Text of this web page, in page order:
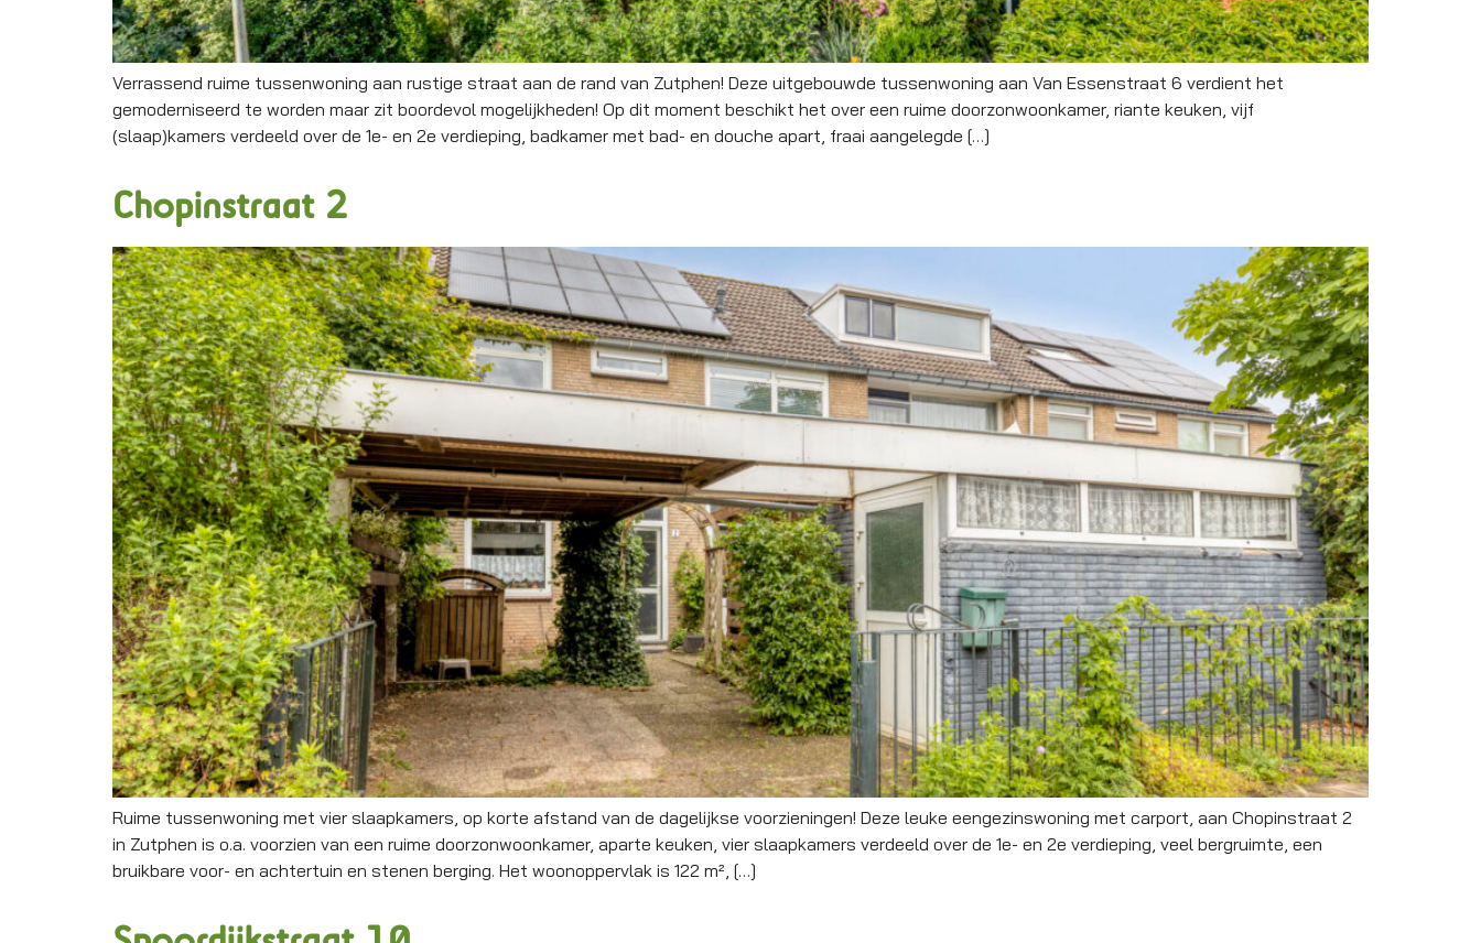
Verrassend ruime tussenwoning aan rustige straat aan de rand van Zutphen! Deze uitgebouwde tussenwoning aan Van Essenstraat 6 verdient het
gemoderniseerd te worden maar zit boordevol mogelijkheden! Op dit moment beschikt het over een ruime doorzonwoonkamer, riante keuken, vijf
(slaap)kamers verdeeld over de 1e- en 2e verdieping, badkamer met bad- en douche apart, fraai aangelegde […]
Chopinstraat 2
Ruime tussenwoning met vier slaapkamers, op korte afstand van de dagelijkse voorzieningen! Deze leuke eengezinswoning met carport, aan Chopinstraat 2
in Zutphen is o.a. voorzien van een ruime doorzonwoonkamer, aparte keuken, vier slaapkamers verdeeld over de 1e- en 2e verdieping, veel bergruimte, een
bruikbare voor- en achtertuin en stenen berging. Het woonoppervlak is 122 m², […]